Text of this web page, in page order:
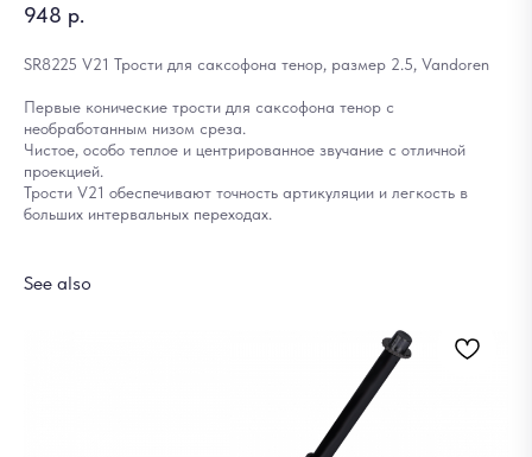
948 р.
SR8225 V21 Трости для саксофона тенор, размер 2.5, Vandoren
Первые конические трости для саксофона тенор с
необработанным низом среза.
Чистое, особо теплое и центрированное звучание с отличной
проекцией.
Трости V21 обеспечивают точность артикуляции и легкость в
больших интервальных переходах.
See also